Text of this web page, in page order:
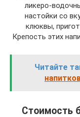
ликеро-
настойки со
клюквы,
Крепость этих
Читайте
Стоимость